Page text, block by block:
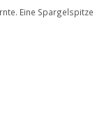
Eine Spargelspitze